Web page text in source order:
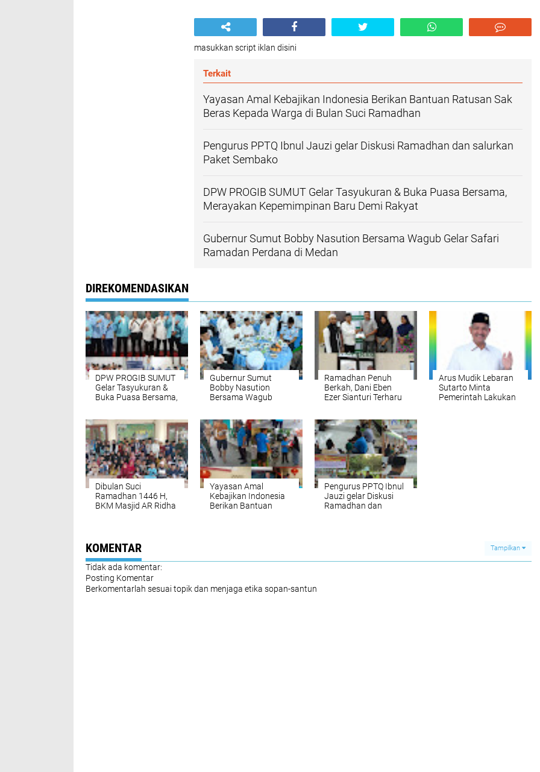
masukkan script iklan disini
Terkait
Yayasan Amal Kebajikan Indonesia Berikan Bantuan Ratusan Sak
Beras Kepada Warga di Bulan Suci Ramadhan
Pengurus PPTQ Ibnul Jauzi gelar Diskusi Ramadhan dan salurkan
Paket Sembako
DPW PROGIB SUMUT Gelar Tasyukuran & Buka Puasa Bersama,
Merayakan Kepemimpinan Baru Demi Rakyat
Gubernur Sumut Bobby Nasution Bersama Wagub Gelar Safari
Ramadan Perdana di Medan
DIREKOMENDASIKAN
DPW PROGIB SUMUT
Gelar Tasyukuran &
Buka Puasa Bersama,
Demi Rakyat
Gubernur Sumut
Bobby Nasution
Bersama Wagub
Ramadhan Penuh
Berkah, Dani Eben
Ezer Sianturi Terharu
HMTI
Arus Mudik Lebaran
Sutarto Minta
Pemerintah Lakukan
Dibulan Suci
Ramadhan 1446 H,
BKM Masjid AR Ridha
Yayasan Amal
Kebajikan Indonesia
Berikan Bantuan
Pengurus PPTQ Ibnul
Jauzi gelar Diskusi
Ramadhan dan
KOMENTAR Tampilkan
Tidak ada komentar:
Posting Komentar
Berkomentarlah sesuai topik dan menjaga etika sopan-santun